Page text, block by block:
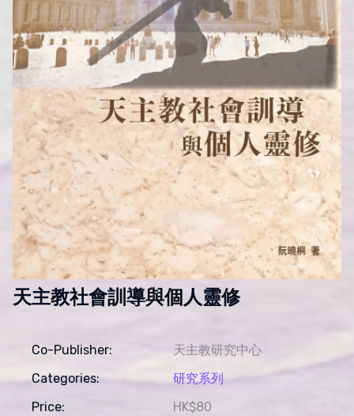
天主教社會訓導與個人靈修
Co-Publisher:
天主教研究中心
Categories:
研究系列
Price:
HK$80